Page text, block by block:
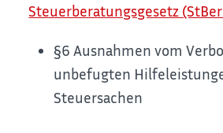
Steuerberatungsgesetz
§6 Ausnahmen vom
unbefugten
Steuersachen